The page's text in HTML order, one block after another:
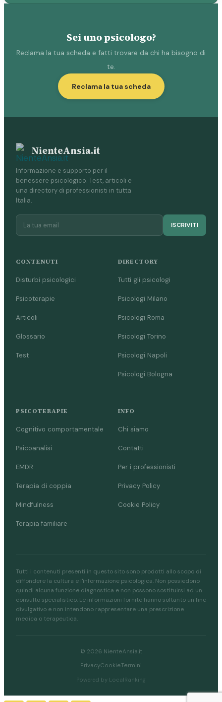
Sei uno psicologo?
Reclama la tua scheda e fatti trovare da chi ha bisogno di
te.
Reclama la tua scheda
NienteAnsia.it
Informazione e supporto per il
benessere psicologico. Test, articoli e
una directory di professionisti in tutta
Italia.
ISCRIVITI
CONTENUTI
Disturbi psicologici
Psicoterapie
Articoli
Glossario
Test
DIRECTORY
Tutti gli psicologi
Psicologi Milano
Psicologi Roma
Psicologi Torino
Psicologi Napoli
Psicologi Bologna
PSICOTERAPIE
Cognitivo comportamentale
Psicoanalisi
EMDR
Terapia di coppia
Mindfulness
Terapia familiare
INFO
Chi siamo
Contatti
Per i professionisti
Privacy Policy
Cookie Policy
Tutti i contenuti presenti in questo sito sono prodotti allo scopo di
diffondere la cultura e l'informazione psicologica. Non possiedono
quindi alcuna funzione diagnostica e non possono sostituirsi ad un
consulto specialistico. Le informazioni fornite hanno soltanto un fine
divulgativo e non intendono rappresentare una prescrizione
medica o terapeutica.
© 2026 NienteAnsia.it
PrivacyCookieTermini
Powered by LocalRanking